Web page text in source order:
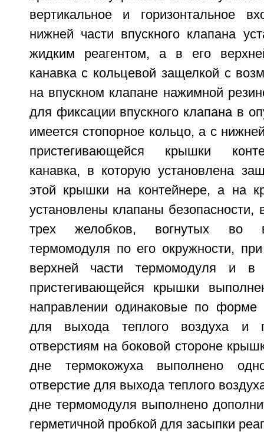
вертикальное и горизонтальное
нижней части впускного клапана
жидким реагентом, а в его
канавка с кольцевой защелкой с
на впускном клапане нажимной
для фиксации впускного клапана в
имеется стопорное кольцо, а с
пристегивающейся крышки
канавка, в которую установлена
этой крышки на контейнере, а на
установлены клапаны
трех желобков, вогнутых во
термомодуля по его окружности,
верхней части термомодуля и в
пристегивающейся крышки
направлении одинаковые по форме
для выхода теплого воздуха и
отверстиям на боковой стороне
дне термокожуха выполнено
отверстие для выхода теплого
дне термомодуля выполнено
герметичной пробкой для засыпки